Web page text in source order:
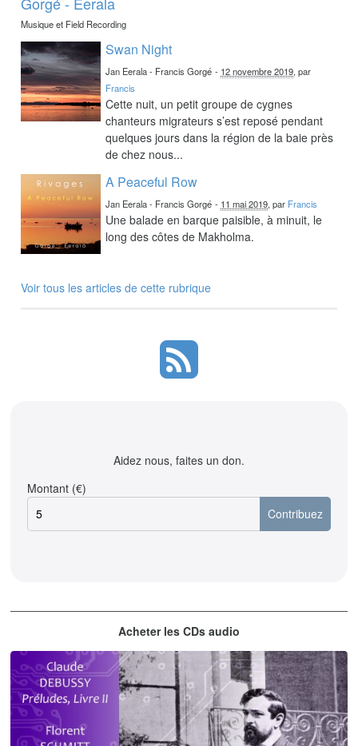
Musique et Field Recording
Swan Night
Jan Eerala - Francis Gorgé - 12 novembre 2019, par
Francis
Cette nuit, un petit groupe de cygnes
chanteurs migrateurs s’est reposé pendant
quelques jours dans la région de la baie près
de chez nous...
A Peaceful Row
Jan Eerala - Francis Gorgé - 11 mai 2019, par Francis
Une balade en barque paisible, à minuit, le
long des côtes de Makholma.
Voir tous les articles de cette rubrique
Aidez nous, faites un don.
Montant (€)
Acheter les CDs audio